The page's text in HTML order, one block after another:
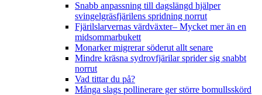
Snabb anpassning till dagslängd hjälper
svingelgräsfjärilens spridning norrut
Fjärilslarvernas värdväxter– Mycket mer än en
midsommarbukett
Monarker migrerar söderut allt senare
Mindre kräsna sydrovfjärilar sprider sig snabbt
norrut
Vad tittar du på?
Många slags pollinerare ger större bomullsskörd